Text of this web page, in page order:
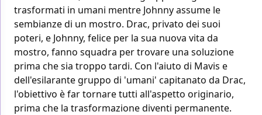
trasformati in umani mentre Johnny assume le
sembianze di un mostro. Drac, privato dei suoi
poteri, e Johnny, felice per la sua nuova vita da
mostro, fanno squadra per trovare una soluzione
prima che sia troppo tardi. Con l'aiuto di Mavis e
dell'esilarante gruppo di 'umani' capitanato da Drac,
l'obiettivo è far tornare tutti all'aspetto originario,
prima che la trasformazione diventi permanente.